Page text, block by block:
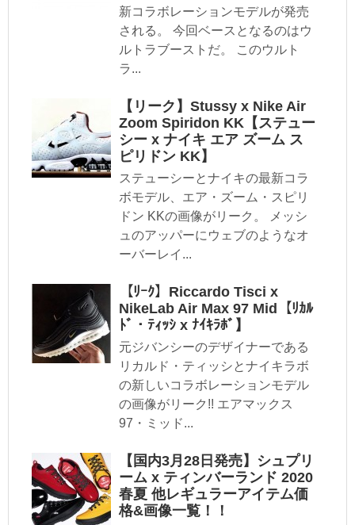
新コラボレーションモデルが発売
される。 今回ベースとなるのはウ
ルトラブーストだ。 このウルト
ラ...
【リーク】Stussy x Nike Air
Zoom Spiridon KK【ステュー
シー x ナイキ エア ズーム ス
ピリドン KK】
ステューシーとナイキの最新コラ
ボモデル、エア・ズーム・スピリ
ドン KKの画像がリーク。 メッシ
ュのアッパーにウェブのようなオ
ーバーレイ...
【ﾘｰｸ】Riccardo Tisci x
NikeLab Air Max 97 Mid【ﾘｶﾙ
ﾄﾞ・ﾃｨｯｼ x ﾅｲｷﾗﾎﾞ】
元ジバンシーのデザイナーである
リカルド・ティッシとナイキラボ
の新しいコラボレーションモデル
の画像がリーク!! エアマックス
97・ミッド...
【国内3月28日発売】シュプリ
ーム x ティンバーランド 2020
春夏 他レギュラーアイテム価
格&画像一覧！！